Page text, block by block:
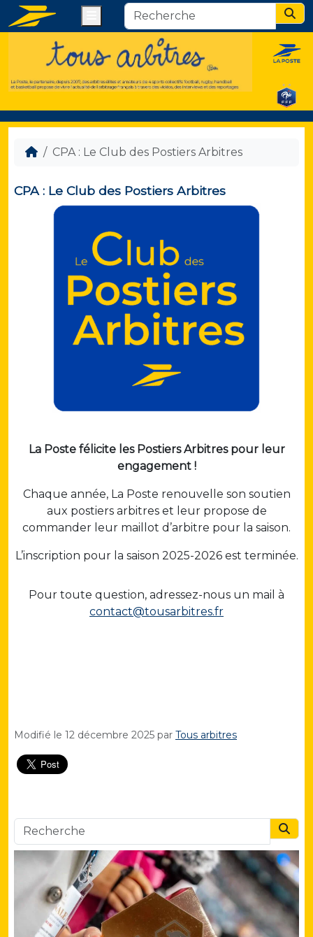
CPA : Le Club des Postiers Arbitres
CPA : Le Club des Postiers Arbitres
La Poste félicite les Postiers Arbitres pour leur
engagement !
Chaque année, La Poste renouvelle son soutien
aux postiers arbitres et leur propose de
commander leur maillot d’arbitre pour la saison.
L’inscription pour la saison 2025-2026 est terminée.
Pour toute question, adressez-nous un mail à
contact@tousarbitres.fr
Modifié le 12 décembre 2025 par Tous arbitres